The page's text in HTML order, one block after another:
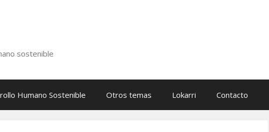
sostenible
Humano Sostenible Otros temas Lokarri Contacto